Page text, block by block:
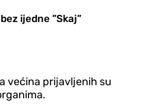
ijedne ”Skaj”
većina prijavljenih su